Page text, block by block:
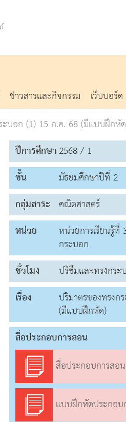
ข่าวสารและกิจกรรม เว็บบอร์ด
ะบอก (1) 15 ก.ค. 68 (มีแบบฝึกหั
ปีการศึกษา2568 / 1
ชั้น
มัธยมศึกษาปีที่ 2
กลุ่มสาระ คณิตศาสตร์
หน่วย
หน่วยการเรียนรู้ที่
กระบอก
ชั่วโมง
ปริซึมและทรงกระ
เรื่อง
ปริมาตรของทรง
(มีแบบฝึกหัด)
สื่อประกอบการสอน
สื่อประกอบการสอน เรื่อง
แบบฝึกหัดประกอบการสอน เ